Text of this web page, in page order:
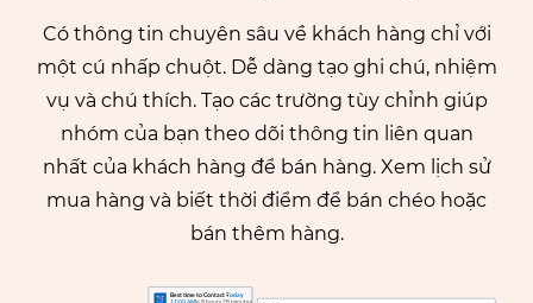
Có thông tin chuyên sâu về khách hàng chỉ với
một cú nhấp chuột. Dễ dàng tạo ghi chú, nhiệm
vụ và chú thích. Tạo các trường tùy chỉnh giúp
nhóm của bạn theo dõi thông tin liên quan
nhất của khách hàng để bán hàng. Xem lịch sử
mua hàng và biết thời điểm để bán chéo hoặc
bán thêm hàng.